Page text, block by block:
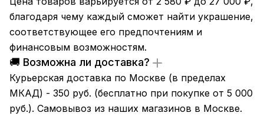
благодаря чему каждый сможет найти украшение,
соответствующее его предпочтениям и
финансовым возможностям.
🚚 Возможна ли доставка?
Курьерская доставка по Москве (в пределах
МКАД) - 350 руб. (бесплатно при покупке от 5 000
руб.). Самовывоз из наших магазинов в Москве.